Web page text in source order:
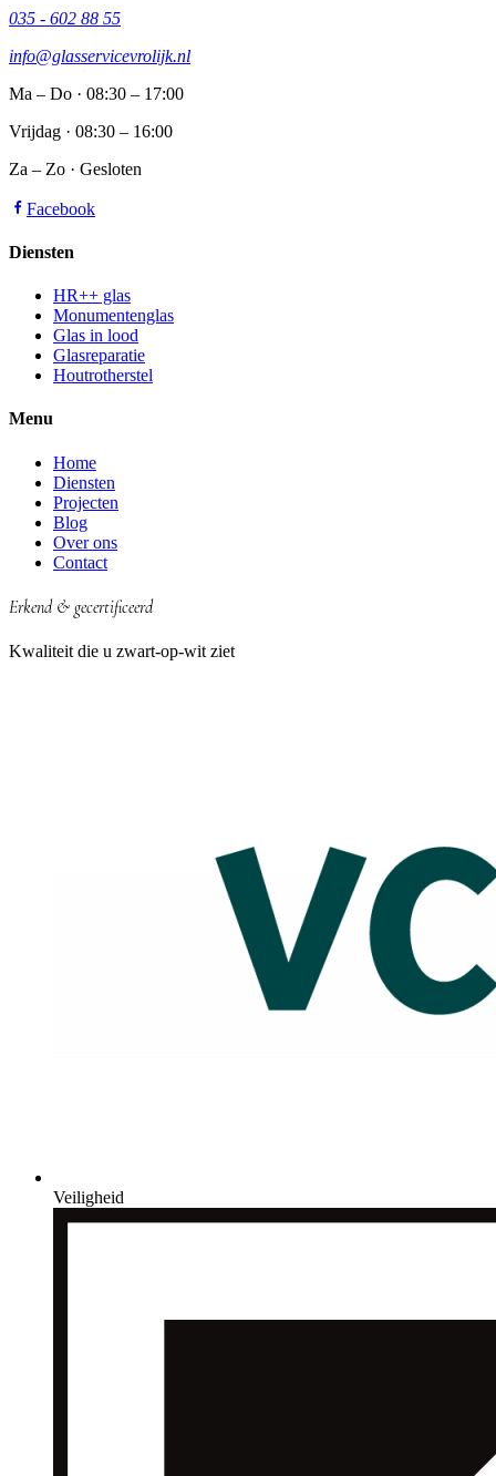
035 - 602 88 55
info@glasservicevrolijk.nl
Ma – Do · 08:30 – 17:00
Vrijdag · 08:30 – 16:00
Za – Zo · Gesloten
Facebook
Diensten
HR++ glas
Monumentenglas
Glas in lood
Glasreparatie
Houtrotherstel
Menu
Home
Diensten
Projecten
Blog
Over ons
Contact
Erkend & gecertificeerd
Kwaliteit die u zwart-op-wit ziet
Veiligheid